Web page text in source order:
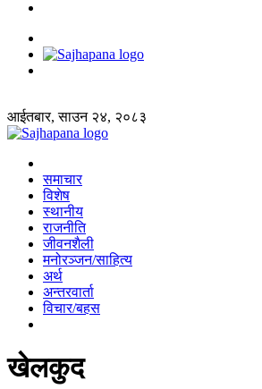
आईतबार, साउन २४, २०८३
समाचार
विशेष
स्थानीय
राजनीति
जीवनशैली
मनोरञ्जन/साहित्य
अर्थ
अन्तरवार्ता
विचार/बहस
खेलकुद